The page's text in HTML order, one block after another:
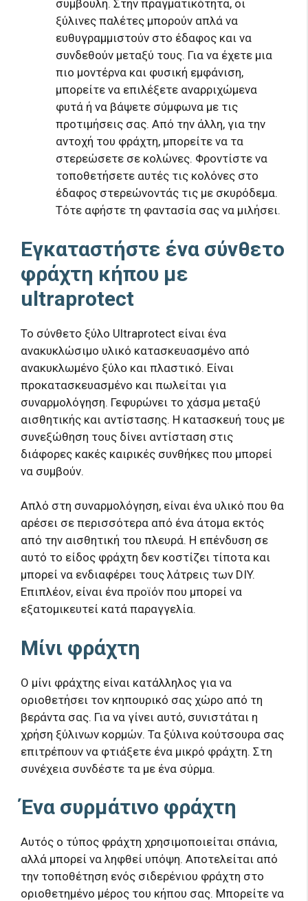
συμβουλή. Στην πραγματικότητα, οι
ξύλινες παλέτες μπορούν απλά να
ευθυγραμμιστούν στο έδαφος και να
συνδεθούν μεταξύ τους. Για να έχετε μια
πιο μοντέρνα και φυσική εμφάνιση,
μπορείτε να επιλέξετε αναρριχώμενα
φυτά ή να βάψετε σύμφωνα με τις
προτιμήσεις σας. Από την άλλη, για την
αντοχή του φράχτη, μπορείτε να τα
στερεώσετε σε κολώνες. Φροντίστε να
τοποθετήσετε αυτές τις κολόνες στο
έδαφος στερεώνοντάς τις με σκυρόδεμα.
Τότε αφήστε τη φαντασία σας να μιλήσει.
Εγκαταστήστε ένα σύνθετο
φράχτη κήπου με
ultraprotect
Το σύνθετο ξύλο Ultraprotect είναι ένα
ανακυκλώσιμο υλικό κατασκευασμένο από
ανακυκλωμένο ξύλο και πλαστικό. Είναι
προκατασκευασμένο και πωλείται για
συναρμολόγηση. Γεφυρώνει το χάσμα μεταξύ
αισθητικής και αντίστασης. Η κατασκευή τους με
συνεξώθηση τους δίνει αντίσταση στις
διάφορες κακές καιρικές συνθήκες που μπορεί
να συμβούν.
Απλό στη συναρμολόγηση, είναι ένα υλικό που θα
αρέσει σε περισσότερα από ένα άτομα εκτός
από την αισθητική του πλευρά. Η επένδυση σε
αυτό το είδος φράχτη δεν κοστίζει τίποτα και
μπορεί να ενδιαφέρει τους λάτρεις των DIY.
Επιπλέον, είναι ένα προϊόν που μπορεί να
εξατομικευτεί κατά παραγγελία.
Μίνι φράχτη
Ο μίνι φράχτης είναι κατάλληλος για να
οριοθετήσει τον κηπουρικό σας χώρο από τη
βεράντα σας. Για να γίνει αυτό, συνιστάται η
χρήση ξύλινων κορμών. Τα ξύλινα κούτσουρα σας
επιτρέπουν να φτιάξετε ένα μικρό φράχτη. Στη
συνέχεια συνδέστε τα με ένα σύρμα.
Ένα συρμάτινο φράχτη
Αυτός ο τύπος φράχτη χρησιμοποιείται σπάνια,
αλλά μπορεί να ληφθεί υπόψη. Αποτελείται από
την τοποθέτηση ενός σιδερένιου φράχτη στο
οριοθετημένο μέρος του κήπου σας. Μπορείτε να